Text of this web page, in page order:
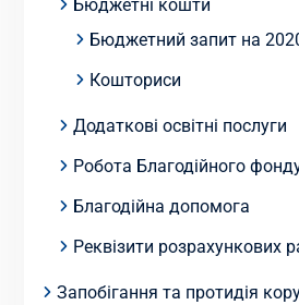
Бюджетні кошти
Бюджетний запит на
Кошториси
Додаткові освітні послуги
Робота Благодійного
Благодійна допомога
Реквізити розрахункових
Запобігання та протидія